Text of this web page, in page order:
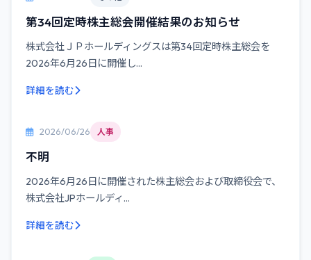
第34回定時株主総会開催結果のお知らせ
株式会社ＪＰホールディングスは第34回定時株主総会を
2026年6月26日に開催し...
詳細を読む
2026/06/26 人事
不明
2026年6月26日に開催された株主総会および取締役会で、
株式会社JPホールディ...
詳細を読む